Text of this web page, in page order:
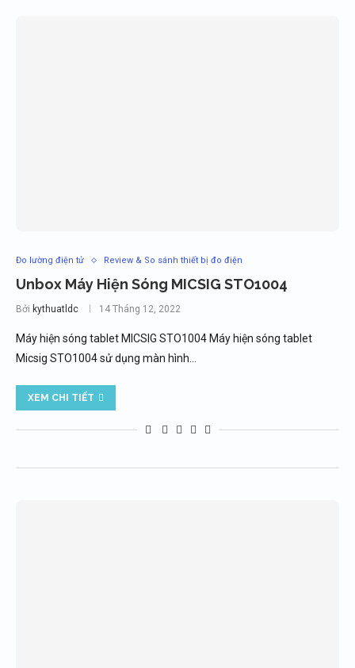
Đo lường điện tử Review & So sánh thiết bị đo điện
Unbox Máy Hiện Sóng MICSIG STO1004
Bởi kythuatldc 14 Tháng 12, 2022
Máy hiện sóng tablet MICSIG STO1004 Máy hiện sóng tablet
Micsig STO1004 sử dụng màn hình…
XEM CHI TIẾT